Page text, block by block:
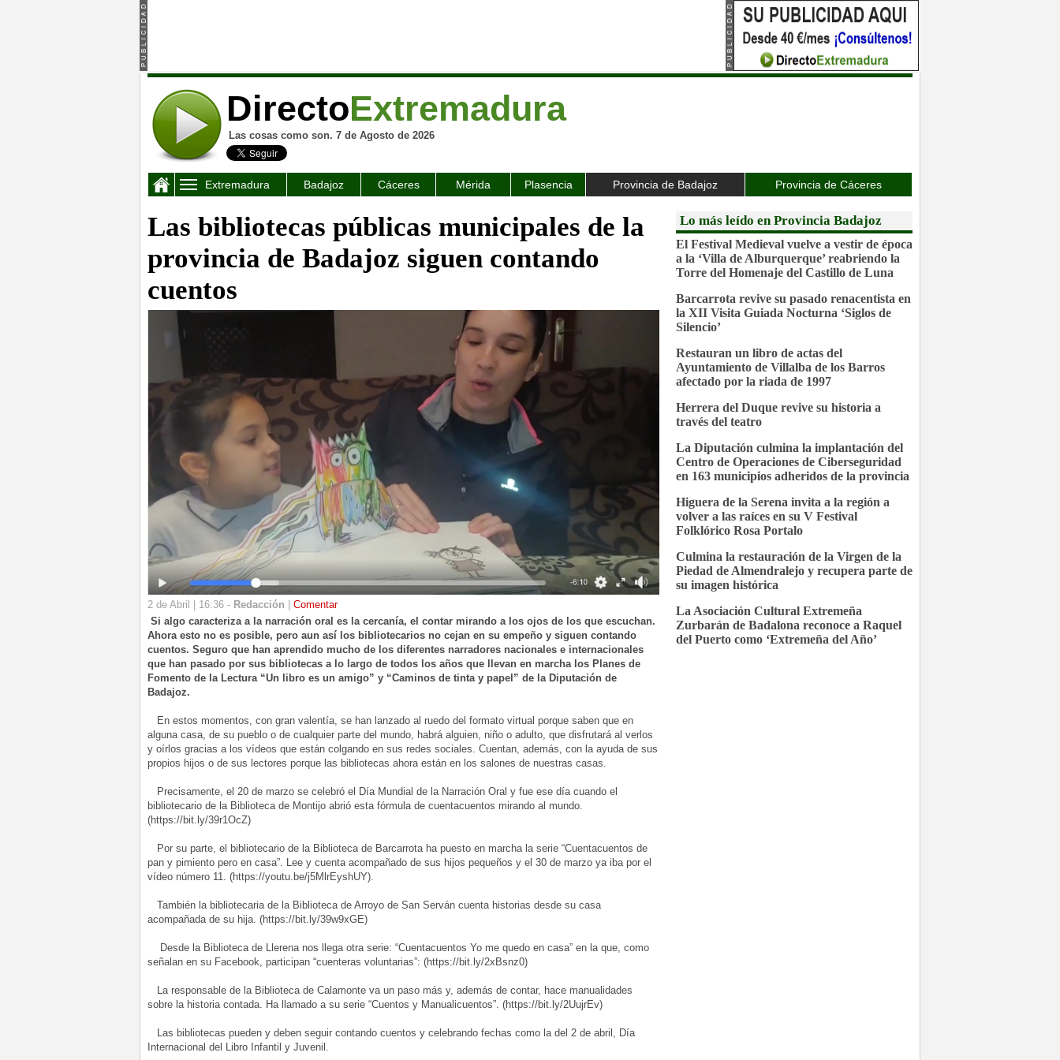
DirectoExtremadura
Las cosas como son. 7 de Agosto de 2026
Extremadura Badajoz Cáceres Mérida Plasencia Provincia de Badajoz Provincia de Cáceres
Las bibliotecas públicas municipales de la
provincia de Badajoz siguen contando
cuentos
2 de Abril | 16:36 - Redacción
Comentar
Si algo caracteriza a la narración oral es la cercanía, el contar mirando a los ojos de los que escuchan.
Ahora esto no es posible, pero aun así los bibliotecarios no cejan en su empeño y siguen contando
cuentos. Seguro que han aprendido mucho de los diferentes narradores nacionales e internacionales
que han pasado por sus bibliotecas a lo largo de todos los años que llevan en marcha los Planes de
Fomento de la Lectura “Un libro es un amigo” y “Caminos de tinta y papel” de la Diputación de
Badajoz.
En estos momentos, con gran valentía, se han lanzado al ruedo del formato virtual porque saben que en
alguna casa, de su pueblo o de cualquier parte del mundo, habrá alguien, niño o adulto, que disfrutará al verlos
y oírlos gracias a los vídeos que están colgando en sus redes sociales. Cuentan, además, con la ayuda de sus
propios hijos o de sus lectores porque las bibliotecas ahora están en los salones de nuestras casas.
Precisamente, el 20 de marzo se celebró el Día Mundial de la Narración Oral y fue ese día cuando el
bibliotecario de la Biblioteca de Montijo abrió esta fórmula de cuentacuentos mirando al mundo.
(https://bit.ly/39r1OcZ)
Por su parte, el bibliotecario de la Biblioteca de Barcarrota ha puesto en marcha la serie “Cuentacuentos de
pan y pimiento pero en casa”. Lee y cuenta acompañado de sus hijos pequeños y el 30 de marzo ya iba por el
vídeo número 11. (https://youtu.be/j5MlrEyshUY).
También la bibliotecaria de la Biblioteca de Arroyo de San Serván cuenta historias desde su casa
acompañada de su hija. (https://bit.ly/39w9xGE)
Desde la Biblioteca de Llerena nos llega otra serie: “Cuentacuentos Yo me quedo en casa” en la que, como
señalan en su Facebook, participan “cuenteras voluntarias”: (https://bit.ly/2xBsnz0)
La responsable de la Biblioteca de Calamonte va un paso más y, además de contar, hace manualidades
sobre la historia contada. Ha llamado a su serie “Cuentos y Manualicuentos”. (https://bit.ly/2UujrEv)
Las bibliotecas pueden y deben seguir contando cuentos y celebrando fechas como la del 2 de abril, Día
Internacional del Libro Infantil y Juvenil.
Lo más leído en Provincia Badajoz
El Festival Medieval vuelve a vestir de época
a la ‘Villa de Alburquerque’ reabriendo la
Torre del Homenaje del Castillo de Luna
Barcarrota revive su pasado renacentista en
la XII Visita Guiada Nocturna ‘Siglos de
Silencio’
Restauran un libro de actas del
Ayuntamiento de Villalba de los Barros
afectado por la riada de 1997
Herrera del Duque revive su historia a
través del teatro
La Diputación culmina la implantación del
Centro de Operaciones de Ciberseguridad
en 163 municipios adheridos de la provincia
Higuera de la Serena invita a la región a
volver a las raíces en su V Festival
Folklórico Rosa Portalo
Culmina la restauración de la Virgen de la
Piedad de Almendralejo y recupera parte de
su imagen histórica
La Asociación Cultural Extremeña
Zurbarán de Badalona reconoce a Raquel
del Puerto como ‘Extremeña del Año’